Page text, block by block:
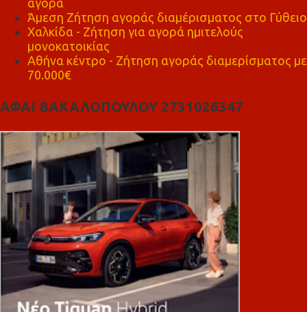
Άμεση Ζήτηση αγοράς διαμέρισματος στο Γύθειο
Χαλκίδα - Ζήτηση για αγορά ημιτελούς
μονοκατοικίας
Αθήνα κέντρο - Ζήτηση αγοράς διαμερίσματος με
70.000€
ΑΦΑΙ ΒΑΚΑΛΟΠΟΥΛΟΥ 2731026347